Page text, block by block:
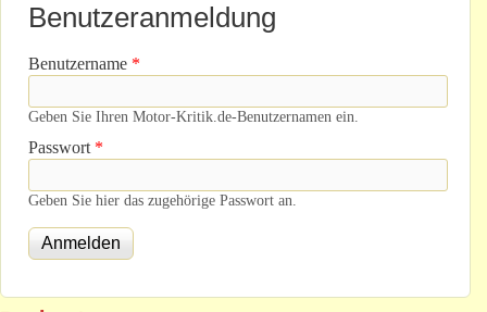
Benutzeranmeldung
Benutzername *
Geben Sie Ihren Motor-Kritik.de-Benutzernamen ein.
Passwort *
Geben Sie hier das zugehörige Passwort an.